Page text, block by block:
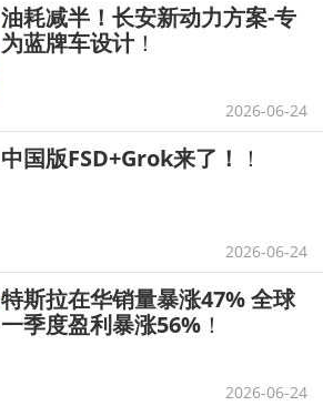
油耗减半！长安新动力方案-专
为蓝牌车设计！
2026-06-24
中国版FSD+Grok来了！ ！
2026-06-24
特斯拉在华销量暴涨47% 全球
一季度盈利暴涨56% ！
2026-06-24